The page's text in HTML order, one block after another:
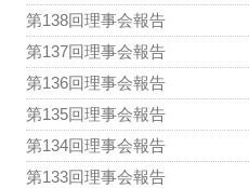
第138回理事会報告
第137回理事会報告
第136回理事会報告
第135回理事会報告
第134回理事会報告
第133回理事会報告